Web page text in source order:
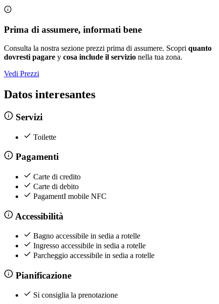
Prima di assumere, informati bene
Consulta la nostra sezione prezzi prima di assumere. Scopri quanto
dovresti pagare y cosa include il servizio nella tua zona.
Vedi Prezzi
Datos interesantes
Servizi
Toilette
Pagamenti
Carte di credito
Carte di debito
PagamentI mobile NFC
Accessibilità
Bagno accessibile in sedia a rotelle
Ingresso accessibile in sedia a rotelle
Parcheggio accessibile in sedia a rotelle
Pianificazione
Si consiglia la prenotazione